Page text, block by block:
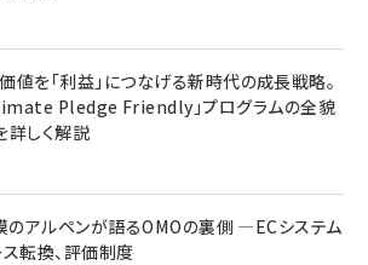
値を「利益」につなげる新時代の成長戦略。
Pledge Friendly」プログラムの全貌
詳しく解説
アルペンが語るOMOの裏側 ―ECシステム
ス転換、評価制度